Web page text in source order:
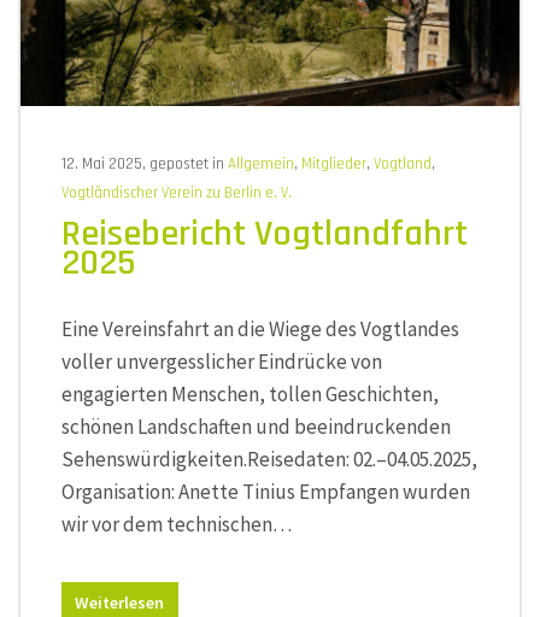
12. Mai 2025, gepostet in Allgemein, Mitglieder, Vogtland,
Vogtländischer Verein zu Berlin e. V.
Reisebericht Vogtlandfahrt
2025
Eine Vereinsfahrt an die Wiege des Vogtlandes
voller unvergesslicher Eindrücke von
engagierten Menschen, tollen Geschichten,
schönen Landschaften und beeindruckenden
Sehenswürdigkeiten.Reisedaten: 02.–04.05.2025,
Organisation: Anette Tinius Empfangen wurden
wir vor dem technischen…
Weiterlesen